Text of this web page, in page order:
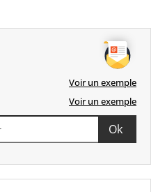
Voir un exemple
Voir un exemple